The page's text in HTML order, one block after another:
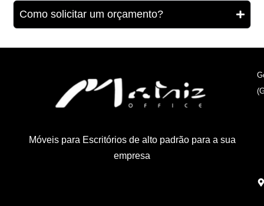
Como solicitar um orçamento?
Móveis para Escritórios de alto padrão para a sua
empresa